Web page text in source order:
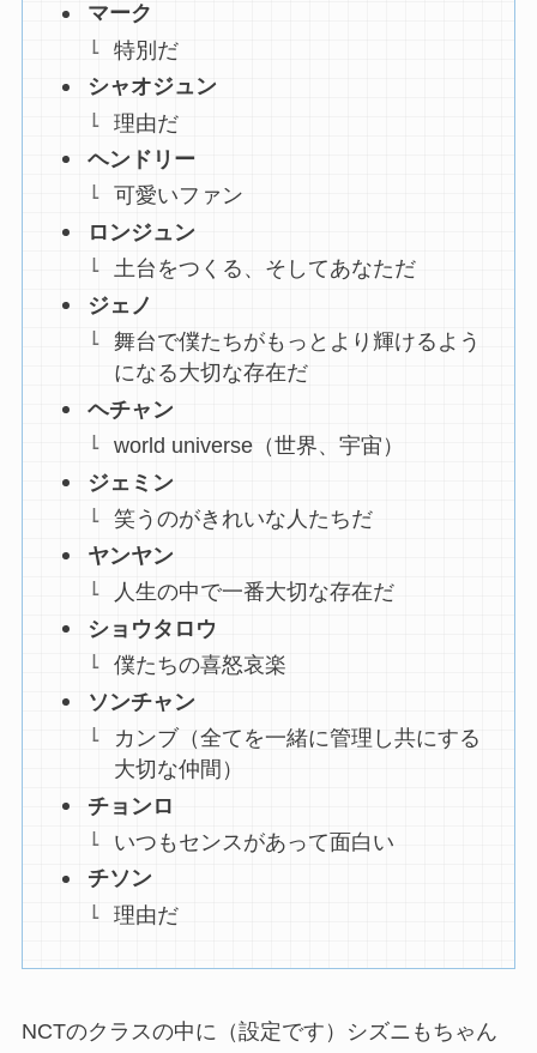
マーク
特別だ
シャオジュン
理由だ
ヘンドリー
可愛いファン
ロンジュン
土台をつくる、そしてあなただ
ジェノ
舞台で僕たちがもっとより輝けるよう
になる大切な存在だ
ヘチャン
world universe（世界、宇宙）
ジェミン
笑うのがきれいな人たちだ
ヤンヤン
人生の中で一番大切な存在だ
ショウタロウ
僕たちの喜怒哀楽
ソンチャン
カンブ（全てを一緒に管理し共にする
大切な仲間）
チョンロ
いつもセンスがあって面白い
チソン
理由だ
NCTのクラスの中に（設定です）シズニもちゃん